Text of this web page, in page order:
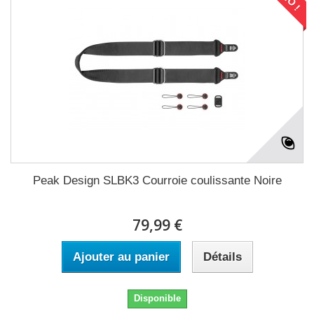
Peak Design SLBK3 Courroie coulissante Noire
79,99 €
Ajouter au panier Détails
Disponible